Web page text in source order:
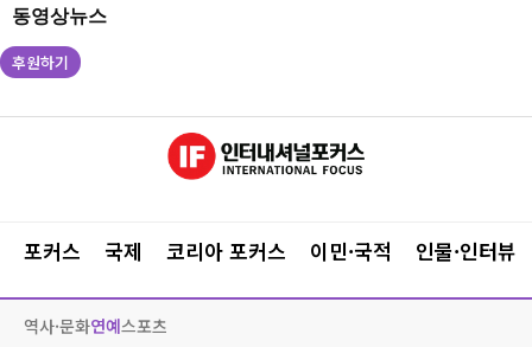
동영상뉴스
후원하기
포커스 국제 코리아 포커스 이민·국적 인물·인터뷰
역사·문화연예스포츠